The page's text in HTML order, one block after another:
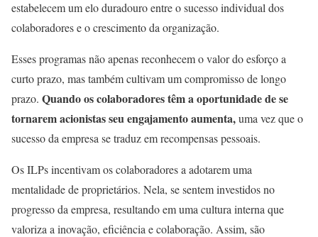
estabelecem um elo duradouro entre o sucesso individual dos
colaboradores e o crescimento da organização.
Esses programas não apenas reconhecem o valor do esforço a
curto prazo, mas também cultivam um compromisso de longo
prazo. Quando os colaboradores têm a oportunidade de se
tornarem acionistas seu engajamento aumenta,uma vez que o
sucesso da empresa se traduz em recompensas pessoais.
Os ILPs incentivam os colaboradores a adotarem uma
mentalidade de proprietários. Nela, se sentem investidos no
progresso da empresa, resultando em uma cultura interna que
valoriza a inovação, eficiência e colaboração. Assim, são